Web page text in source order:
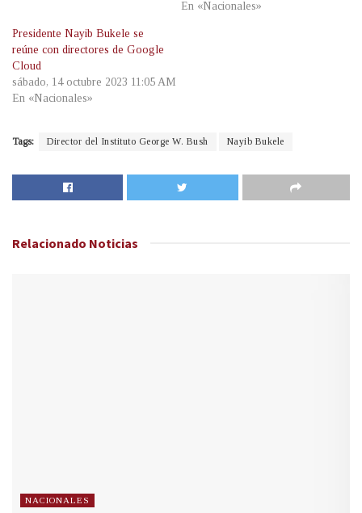
En «Nacionales»
Presidente Nayib Bukele se
reúne con directores de Google
Cloud
sábado, 14 octubre 2023 11:05 AM
En «Nacionales»
Tags: Director del Instituto George W. Bush Nayib Bukele
Relacionado Noticias
NACIONALES